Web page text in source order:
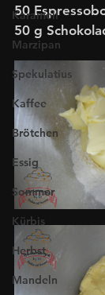
Karamell
Marzipan
Spekulatius
Kaffee
Brötchen
Essig
Sommer
Kürbis
Herbst
Mandeln
50
50 g